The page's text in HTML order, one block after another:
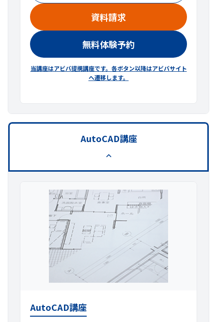
資料請求
無料体験予約
当講座はアビバ提携講座です。各ボタン以降はアビバサイト
へ遷移します。
AutoCAD講座
AutoCAD講座